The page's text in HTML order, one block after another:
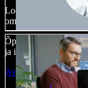
Loo voice-over’eid,
oma häält ja pane
Õppimiskõver
ja ideed kiiresti ellu
Ava Studio